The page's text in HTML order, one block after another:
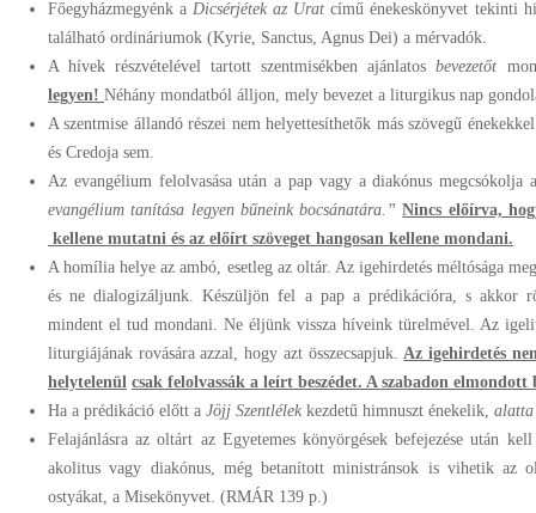
Főegyházmegyénk aDicsérjétek az Uratcímű énekeskönyvet tekinti
található ordináriumok (Kyrie, Sanctus, Agnus Dei) a mérvadók.
A hívek részvételével tartott szentmisékben ajánlatosbevezetőt
legyen! Néhány mondatból álljon, mely bevezet a liturgikus nap
A szentmise állandó részei nem helyettesíthetők más szövegű
és Credoja sem.
Az evangélium felolvasása után a pap vagy a diakónus megcsókolja
evangélium tanítása legyen bűneink bocsánatára.”Nincs előírva,
kellene mutatni és az előírt szöveget hangosan kellene mondani.
A homília helye az ambó, esetleg az oltár. Az igehirdetés méltósága
és ne dialogizáljunk. Készüljön fel a pap a prédikációra, s akkor
mindent el tud mondani. Ne éljünk vissza híveink türelmével. Az
liturgiájának rovására azzal, hogy azt összecsapjuk.Az igehirdetés
helytelenül csak felolvassák a leírt beszédet. A szabadon elmondott
Ha a prédikáció előtt a Jöjj Szentlélek kezdetű himnuszt énekelik,
Felajánlásra az oltárt az Egyetemes könyörgések befejezése után
akolitus vagy diakónus, még betanított ministránsok is vihetik az
ostyákat, a Misekönyvet. (RMÁR 139 p.)